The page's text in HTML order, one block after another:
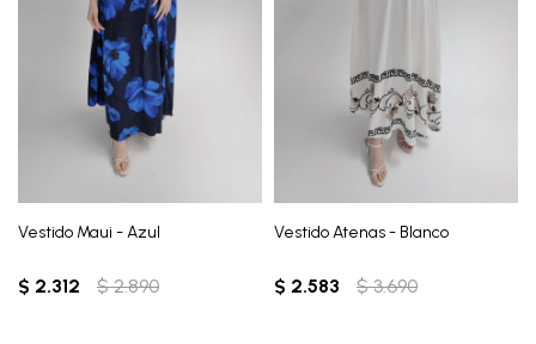
Vestido Maui - Azul
$ 2.312 $ 2.890
Vestido Atenas - Blanco
$ 2.583 $ 3.690